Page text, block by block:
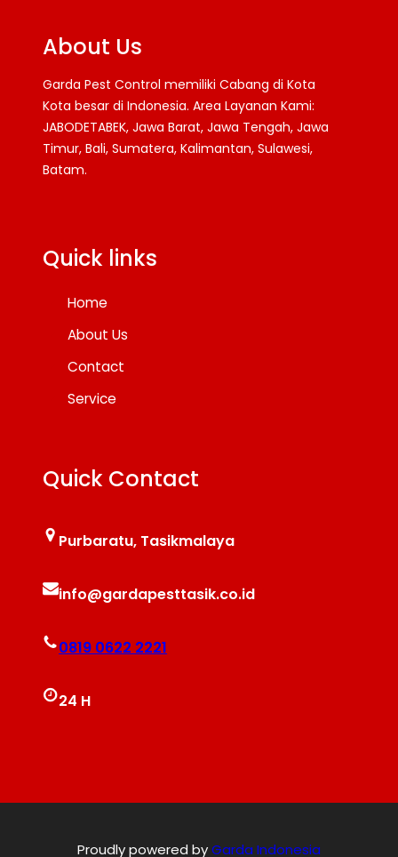
About Us
Garda Pest Control memiliki Cabang di Kota
Kota besar di Indonesia. Area Layanan Kami:
JABODETABEK, Jawa Barat, Jawa Tengah, Jawa
Timur, Bali, Sumatera, Kalimantan, Sulawesi,
Batam.
Quick links
Home
About Us
Contact
Service
Quick Contact
Purbaratu, Tasikmalaya
info@gardapesttasik.co.id
0819 0622 2221
24 H
Proudly powered byGarda Indonesia